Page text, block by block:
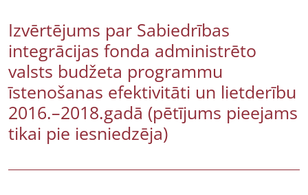
Izvērtējums par Sabiedrības
integrācijas fonda administrēto
valsts budžeta programmu
īstenošanas efektivitāti un lietderību
2016.–2018.gadā (pētījums pieejams
tikai pie iesniedzēja)